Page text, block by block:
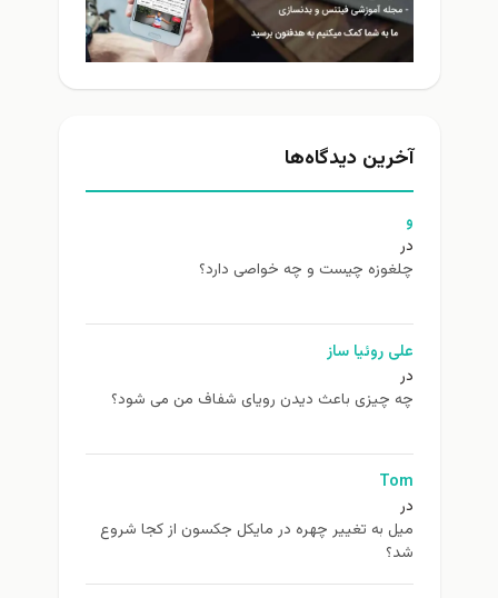
آخرین دیدگاه‌ها
و
در
چلغوزه چیست و چه خواصی دارد؟
علی روئیا ساز
در
چه چیزی باعث دیدن رویای شفاف من می شود؟
Tom
در
ميل به تغيير چهره در مایکل جکسون از كجا شروع
شد؟